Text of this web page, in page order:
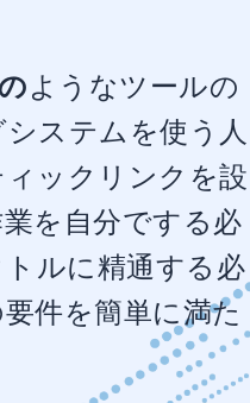
ようなツールの
ステムを使う人
ックリンクを設
を自分でする必
ルに精通する必
件を簡単に満た